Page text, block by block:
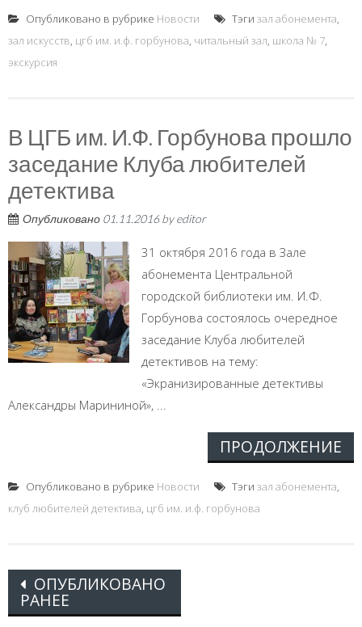
Опубликовано в рубрике Новости Тэги зал абонемента,
зал искусств, цгб им. и.ф. горбунова, читальный зал, школа № 7,
экскурсия
В ЦГБ им. И.Ф. Горбунова прошло
заседание Клуба любителей
детектива
Опубликовано 01.11.2016byeditor
31 октября 2016 года в Зале
абонемента Центральной
городской библиотеки им. И.Ф.
Горбунова состоялось очередное
заседание Клуба любителей
детективов на тему:
«Экранизированные детективы
Александры Марининой», ...
ПРОДОЛЖЕНИЕ
Опубликовано в рубрике Новости Тэги зал абонемента,
клуб любителей детектива, цгб им. и.ф. горбунова
Posts
navigation
ОПУБЛИКОВАНО
РАНЕЕ